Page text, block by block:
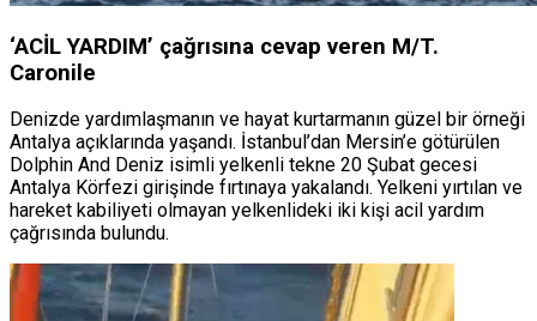
‘ACİL YARDIM’ çağrısına cevap veren M/T.
Caronile
Denizde yardımlaşmanın ve hayat kurtarmanın güzel bir örneği
Antalya açıklarında yaşandı. İstanbul’dan Mersin’e götürülen
Dolphin And Deniz isimli yelkenli tekne 20 Şubat gecesi
Antalya Körfezi girişinde fırtınaya yakalandı. Yelkeni yırtılan ve
hareket kabiliyeti olmayan yelkenlideki iki kişi acil yardım
çağrısında bulundu.